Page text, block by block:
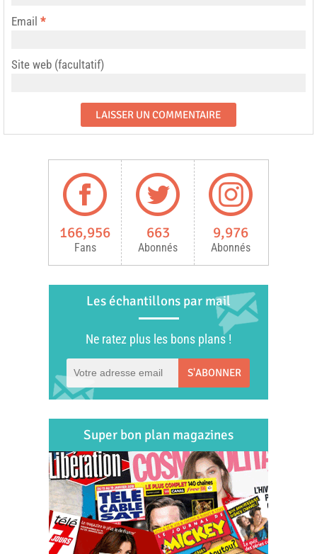
Email *
Site web (facultatif)
166,956
Fans
663
Abonnés
9,976
Abonnés
Les échantillons par mail
Ne ratez plus les bons plans !
S'ABONNER
Super bon plan magazines